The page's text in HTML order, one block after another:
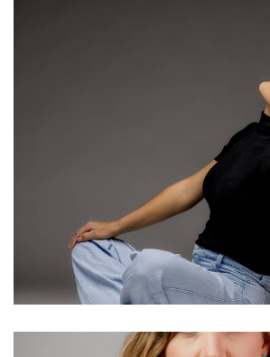
642